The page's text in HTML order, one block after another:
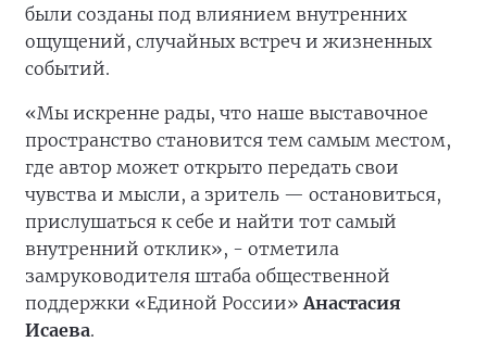
были созданы под влиянием внутренних
ощущений, случайных встреч и жизненных
событий.
«Мы искренне рады, что наше выставочное
пространство становится тем самым местом,
где автор может открыто передать свои
чувства и мысли, а зритель — остановиться,
прислушаться к себе и найти тот самый
внутренний отклик», - отметила
замруководителя штаба общественной
поддержки «Единой России»Анастасия
Исаева.